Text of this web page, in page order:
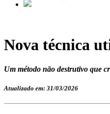
Nova técnica
Um método não destrutivo que
Atualizado em: 31/03/2026